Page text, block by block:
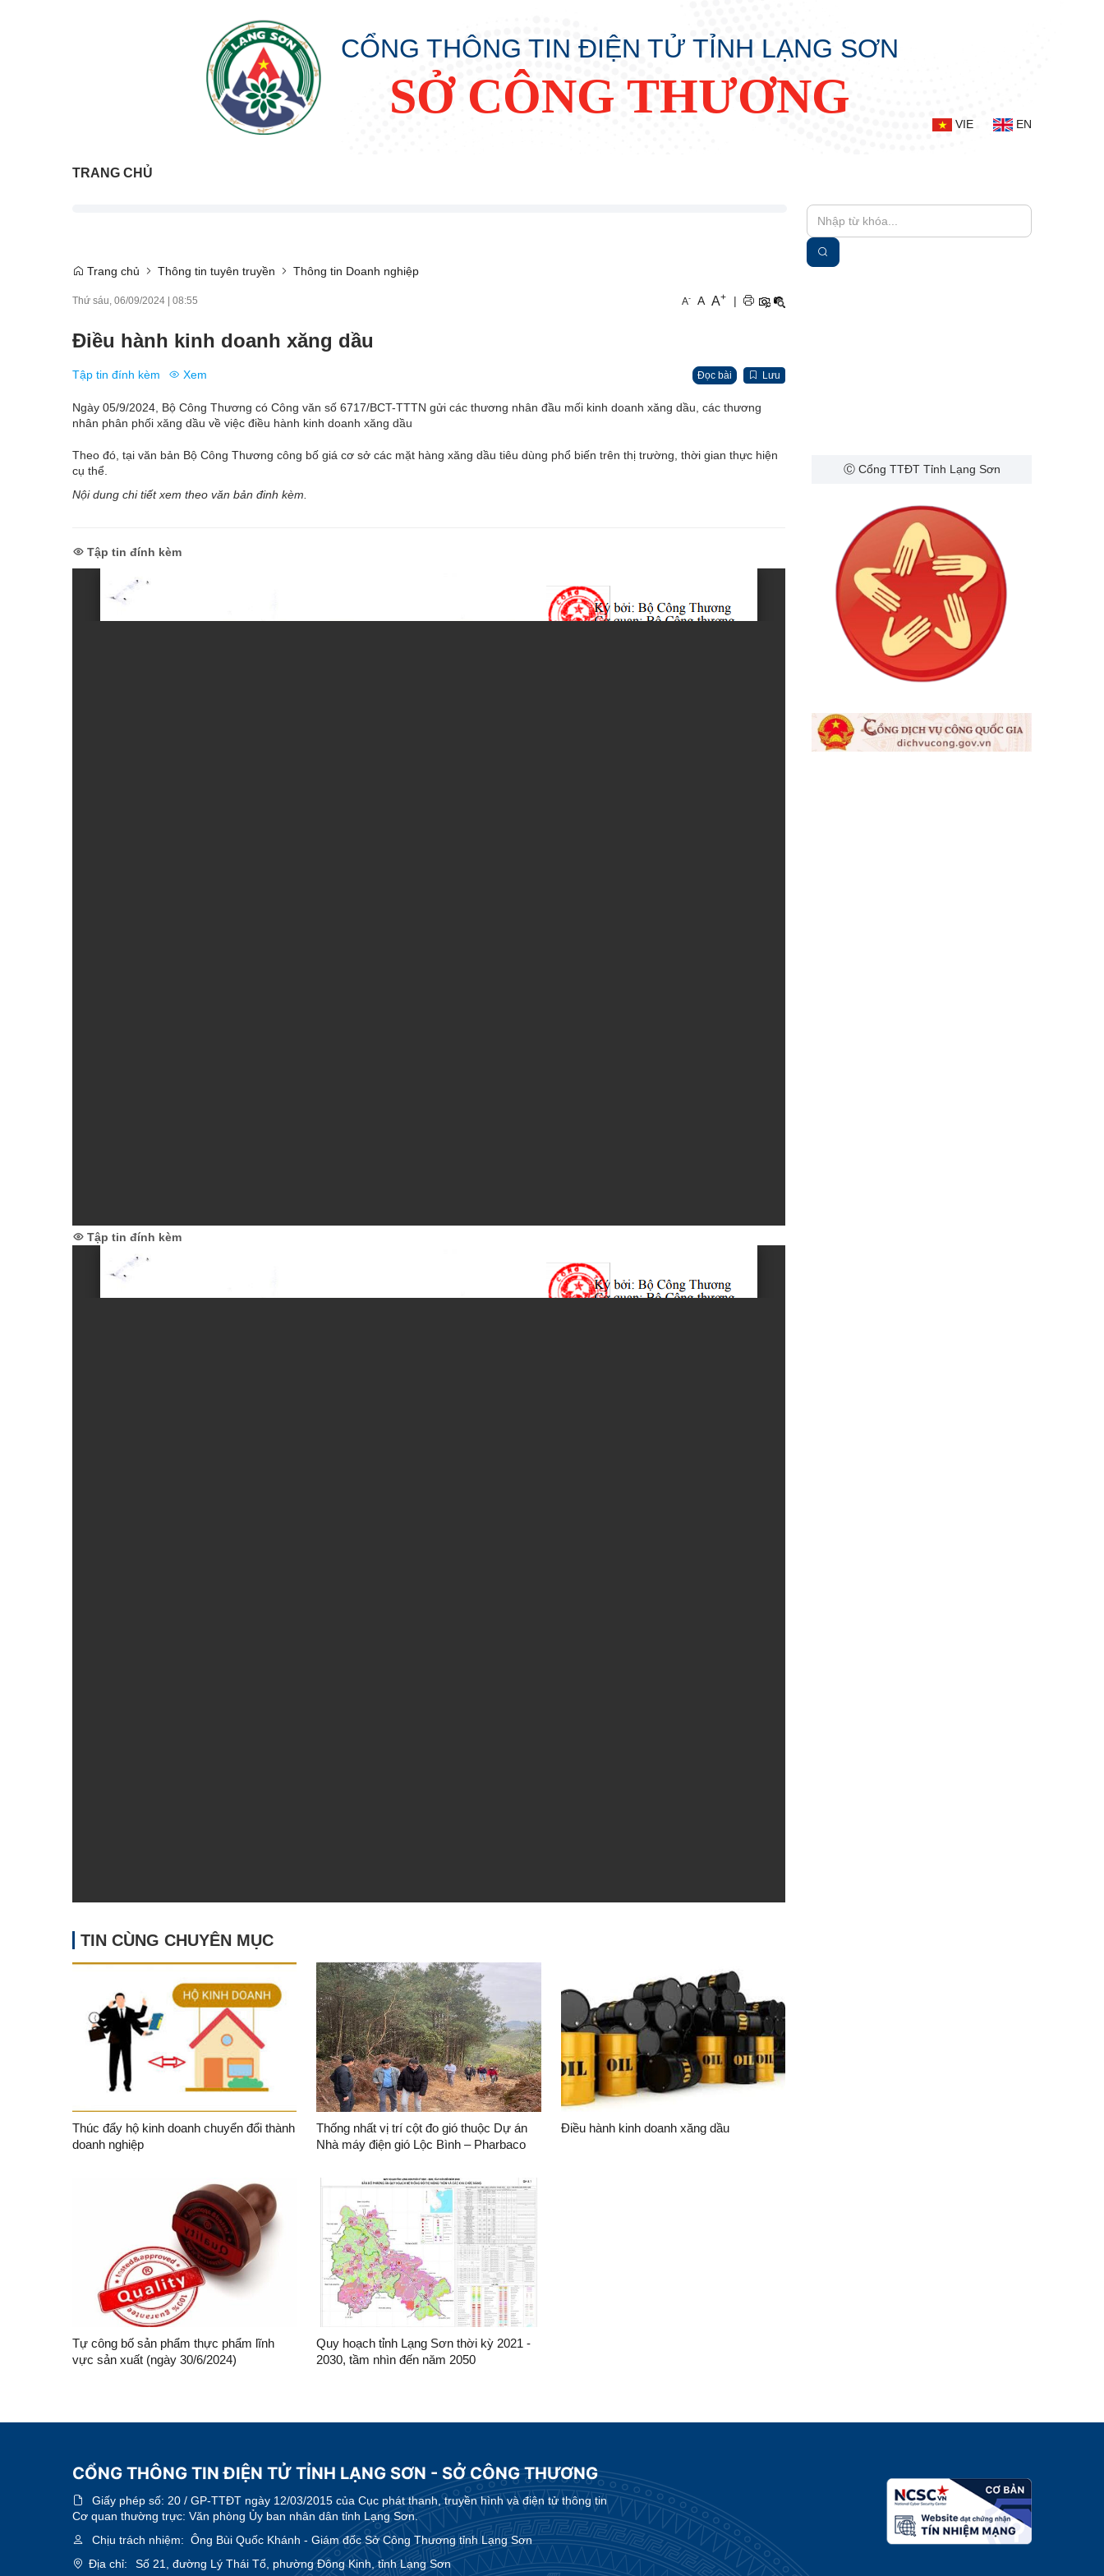
CỔNG THÔNG TIN ĐIỆN TỬ TỈNH LẠNG SƠN
SỞ CÔNG THƯƠNG
VIE EN
TRANG CHỦ
Trang chủ Thông tin tuyên truyền Thông tin Doanh nghiệp
Thứ sáu, 06/09/2024 | 08:55 A- A A+ |
Điều hành kinh doanh xăng dầu
Tập tin đính kèm Xem Đọc bài Lưu
Ngày 05/9/2024, Bộ Công Thương có Công văn số 6717/BCT-TTTN gửi các thương nhân đầu mối kinh doanh xăng dầu, các thương
nhân phân phối xăng dầu về việc điều hành kinh doanh xăng dầu
Theo đó, tại văn bản Bộ Công Thương công bố giá cơ sở các mặt hàng xăng dầu tiêu dùng phổ biến trên thị trường, thời gian thực hiện
cụ thể.
Nội dung chi tiết xem theo văn bản đinh kèm.
Tập tin đính kèm
Tập tin đính kèm
TIN CÙNG CHUYÊN MỤC
Thúc đẩy hộ kinh doanh chuyển đổi thành
doanh nghiệp
Thống nhất vị trí cột đo gió thuộc Dự án
Nhà máy điện gió Lộc Bình – Pharbaco
Điều hành kinh doanh xăng dầu
Tự công bố sản phẩm thực phẩm lĩnh
vực sản xuất (ngày 30/6/2024)
Quy hoạch tỉnh Lạng Sơn thời kỳ 2021 -
2030, tầm nhìn đến năm 2050
Ⓒ Cổng TTĐT Tỉnh Lạng Sơn
CỔNG THÔNG TIN ĐIỆN TỬ TỈNH LẠNG SƠN - SỞ CÔNG THƯƠNG
Giấy phép số: 20 / GP-TTĐT ngày 12/03/2015 của Cục phát thanh, truyền hình và điện tử thông tin
Cơ quan thường trực: Văn phòng Ủy ban nhân dân tỉnh Lạng Sơn.
Chịu trách nhiệm: Ông Bùi Quốc Khánh - Giám đốc Sở Công Thương tỉnh Lạng Sơn
Địa chỉ:
Số 21, đường Lý Thái Tổ, phường Đông Kinh, tỉnh Lạng Sơn